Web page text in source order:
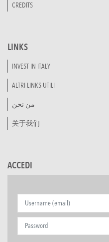
CREDITS
LINKS
INVEST IN ITALY
ALTRI LINKS UTILI
من نحن
关于我们
ACCEDI